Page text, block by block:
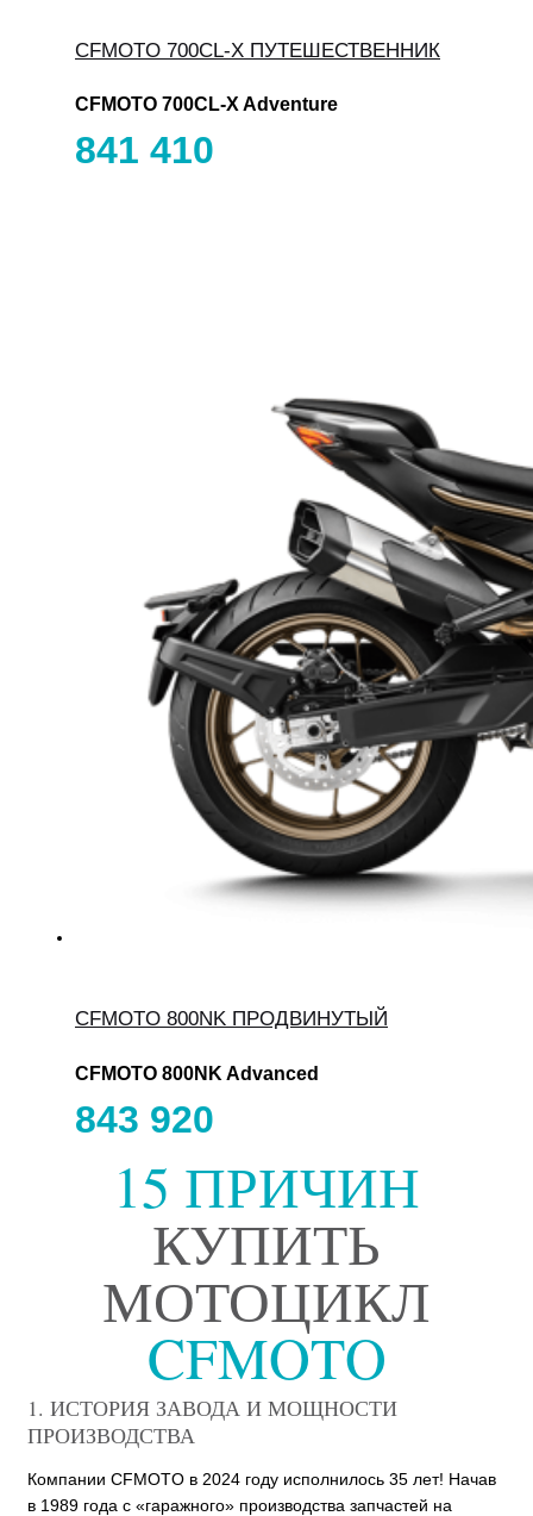
CFMOTO 700CL-X ПУТЕШЕСТВЕННИК
CFMOTO 700CL-X Adventure
841 410
CFMOTO 800NK ПРОДВИНУТЫЙ
CFMOTO 800NK Advanced
843 920
15 ПРИЧИН
КУПИТЬ
МОТОЦИКЛ
CFMOTO
1. ИСТОРИЯ ЗАВОДА И МОЩНОСТИ
ПРОИЗВОДСТВА
Компании CFMOTO в 2024 году исполнилось 35 лет! Начав
в 1989 года с «гаражного» производства запчастей на